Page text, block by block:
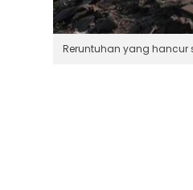
Reruntuhan yang hancur